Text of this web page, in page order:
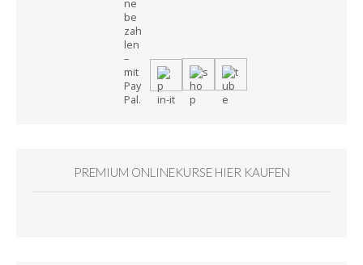
PREMIUM ONLINEKURSE HIER KAUFEN